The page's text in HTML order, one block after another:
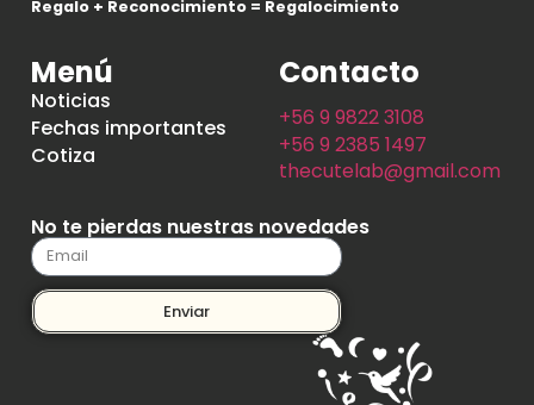
Regalo + Reconocimiento = Regalocimiento
Menú
Noticias
Fechas importantes
Cotiza
Contacto
+56 9 9822 3108
+56 9 2385 1497
thecutelab@gmail.com
No te pierdas nuestras novedades
Enviar